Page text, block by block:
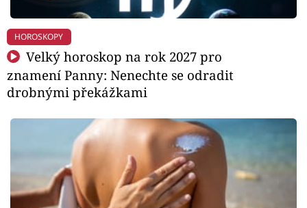
HOROSKOPY
Velký horoskop na rok 2027 pro
znamení Panny: Nenechte se odradit
drobnými překážkami